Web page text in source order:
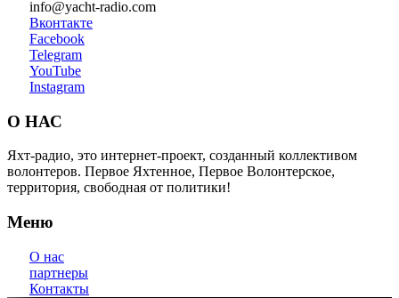
info@yacht-radio.com
Вконтакте
Facebook
Telegram
YouTube
Instagram
О НАС
Яхт-радио, это интернет-проект, созданный коллективом
волонтеров. Первое Яхтенное, Первое Волонтерское,
территория, свободная от политики!
Меню
О нас
партнеры
Контакты